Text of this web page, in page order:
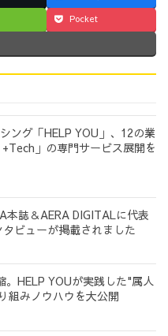
Pocket
ング「HELP YOU」、12の業
」の専門サービス展開を
本誌＆AERA DIGITALに代表
ビューが掲載されました
。HELP YOUが実践した"属人
組みノウハウを大公開